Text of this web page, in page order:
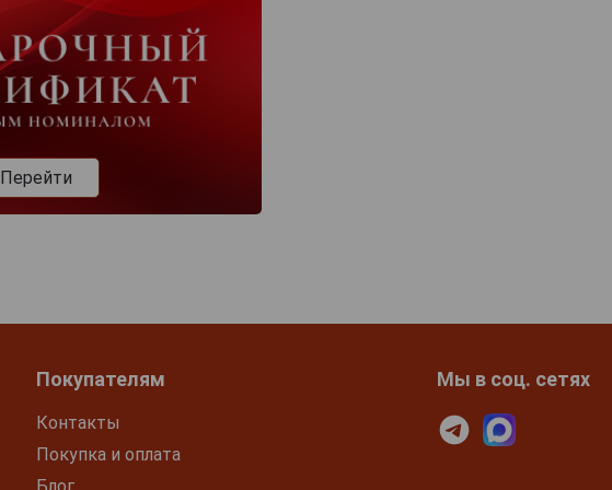
Перейти
Покупателям
Контакты
Покупка и оплата
Блог
Мы в соц. сетях